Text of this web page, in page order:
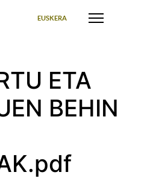
EUSKERA
ETA
BEHIN